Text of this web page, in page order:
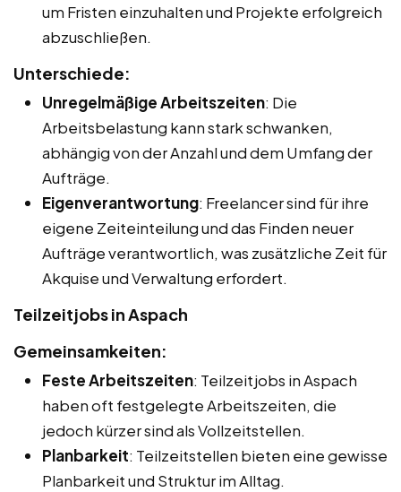
um Fristen einzuhalten und Projekte erfolgreich
abzuschließen.
Unterschiede:
Unregelmäßige Arbeitszeiten: Die
Arbeitsbelastung kann stark schwanken,
abhängig von der Anzahl und dem Umfang der
Aufträge.
Eigenverantwortung: Freelancer sind für ihre
eigene Zeiteinteilung und das Finden neuer
Aufträge verantwortlich, was zusätzliche Zeit für
Akquise und Verwaltung erfordert.
Teilzeitjobs in Aspach
Gemeinsamkeiten:
Feste Arbeitszeiten: Teilzeitjobs in Aspach
haben oft festgelegte Arbeitszeiten, die
jedoch kürzer sind als Vollzeitstellen.
Planbarkeit: Teilzeitstellen bieten eine gewisse
Planbarkeit und Struktur im Alltag.